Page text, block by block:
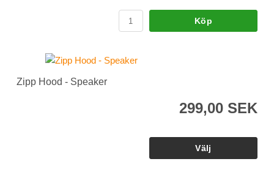
Köp
Zipp Hood - Speaker
299,00 SEK